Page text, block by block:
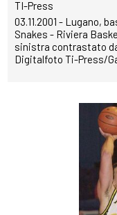
TI-Press
03.11.2001 - Lugano,
Snakes - Riviera
sinistra contrastato
Digitalfoto Ti-Press/